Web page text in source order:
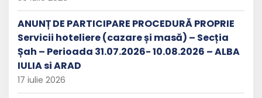
ANUNȚ DE PARTICIPARE PROCEDURĂ PROPRIE
Servicii hoteliere (cazare și masă) – Secția
Șah – Perioada 31.07.2026- 10.08.2026 – ALBA
IULIA si ARAD
17 iulie 2026